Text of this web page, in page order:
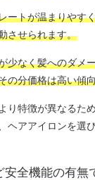
ートが温まりやす
させられます。
少なく髪へのダメ
の分価格は高い傾
り特徴が異なるた
ヘアアイロンを選び
安全機能の有無